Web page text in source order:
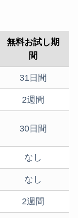
無料お試し期
間
31日間
2週間
30日間
なし
なし
2週間